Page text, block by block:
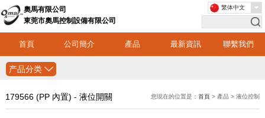
奧馬有限公司
東莞市奧馬控制設備有限公司
首頁 公司簡介 產品 最新資訊 聯繫我們
繁体中文
产品分类
179566 (PP 內置) - 液位開關 您現在的位置是：首頁 > 產品 > 液位控制